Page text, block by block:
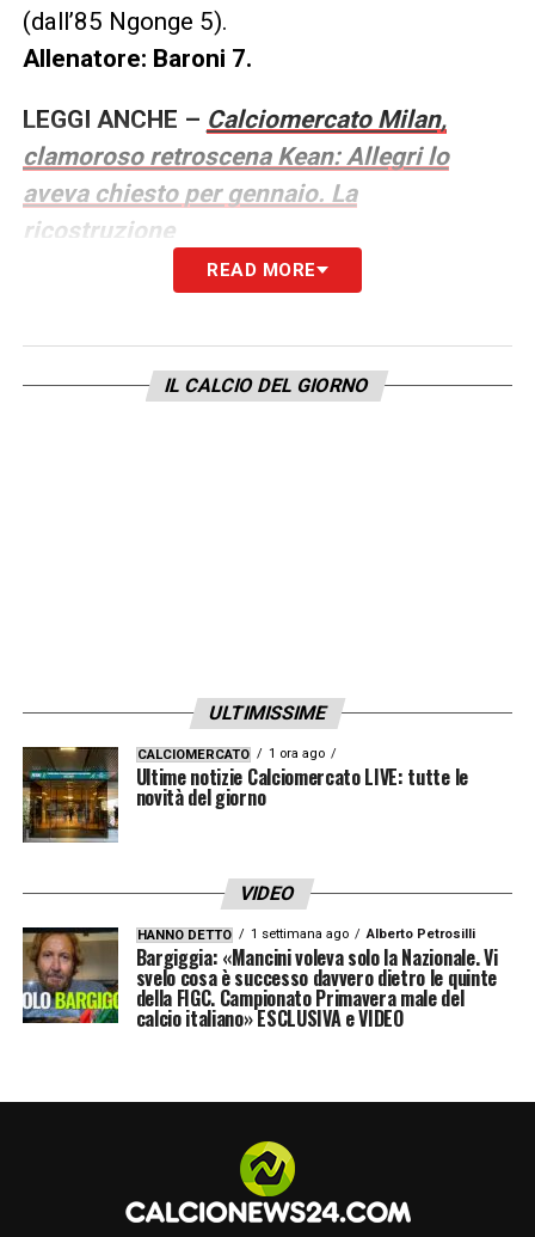
(dall’85 Ngonge 5).
Allenatore: Baroni 7.
LEGGI ANCHE – Calciomercato Milan,
clamoroso retroscena Kean: Allegri lo
aveva chiesto per gennaio. La
ricostruzione
READ MORE
IL CALCIO DEL GIORNO
ULTIMISSIME
CALCIOMERCATO 1 ora ago
Ultime notizie Calciomercato LIVE: tutte le
novità del giorno
VIDEO
HANNO DETTO 1 settimana ago Alberto Petrosilli
Bargiggia: «Mancini voleva solo la Nazionale. Vi
svelo cosa è successo davvero dietro le quinte
della FIGC. Campionato Primavera male del
calcio italiano» ESCLUSIVA e VIDEO